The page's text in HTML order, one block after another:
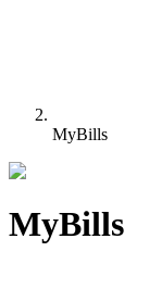
MyBills
MyBills